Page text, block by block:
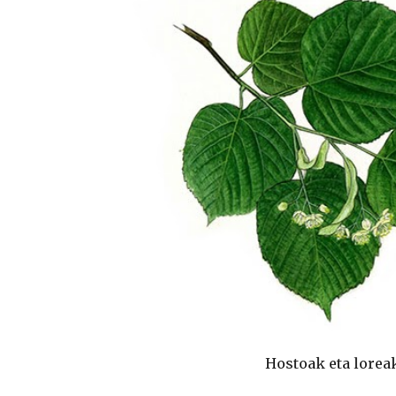
Hostoak eta